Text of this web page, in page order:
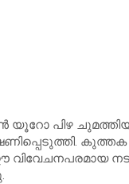
യൂറോ പിഴ
കുത്തക
വിവേചനപരമായ